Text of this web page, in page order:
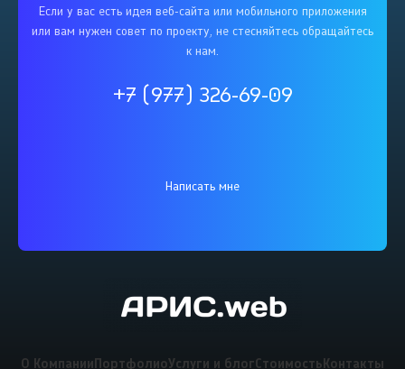
Если у вас есть идея веб-сайта или мобильного приложения
или вам нужен совет по проекту, не стесняйтесь обращайтесь
к нам.
+7 (977) 326-69-09
Написать мне
О КомпанииПортфолиоУслуги и блогСтоимостьКонтакты